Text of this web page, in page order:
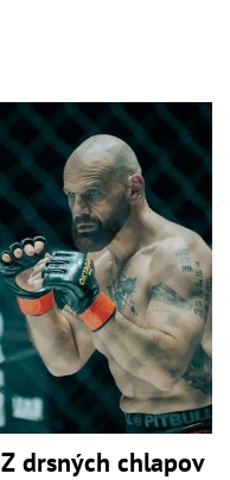
drsných chlapov